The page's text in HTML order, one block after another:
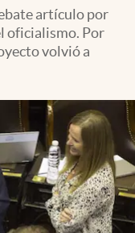
artículo por
oficialismo. Por
volvió a